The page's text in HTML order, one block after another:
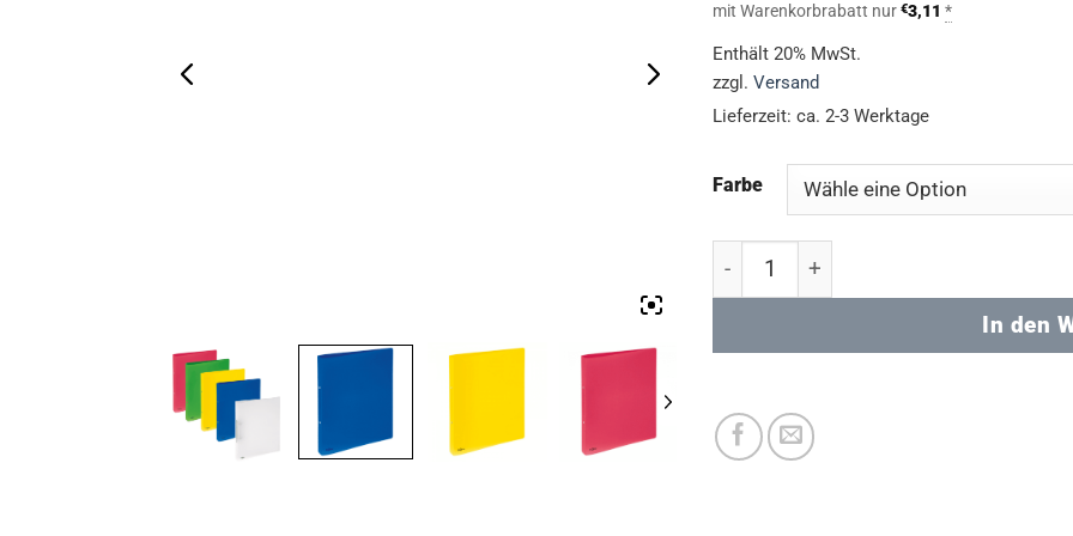
mit Warenkorbrabatt nur€3,11 *
Enthält 20% MwSt.
zzgl.Versand
Lieferzeit: ca. 2-3 Werktage
Farbe
Ringbuchordner PP - flexibel Menge
In den